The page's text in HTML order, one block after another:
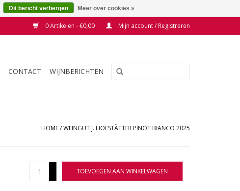
0 Artikelen - €0,00 Mijn account / Registreren
CONTACT WIJNBERICHTEN
HOME/WEINGUT J. HOFSTÄTTER PINOT BIANCO 2025
TOEVOEGEN AAN WINKELWAGEN
Dit bericht verbergen Meer over cookies »